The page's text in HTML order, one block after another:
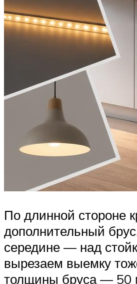
По длинной стороне
дополнительный
середине — над
вырезаем выемку
толщины бруса —